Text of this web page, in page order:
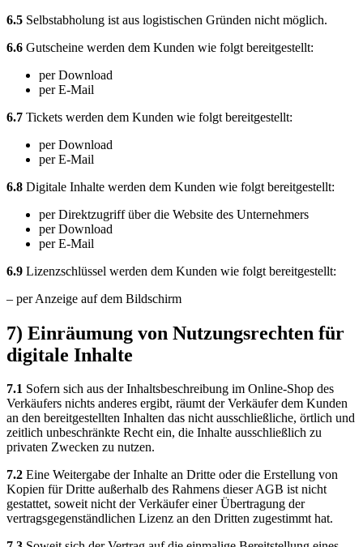
6.5 Selbstabholung ist aus logistischen Gründen nicht möglich.
6.6 Gutscheine werden dem Kunden wie folgt bereitgestellt:
per Download
per E-Mail
6.7 Tickets werden dem Kunden wie folgt bereitgestellt:
per Download
per E-Mail
6.8 Digitale Inhalte werden dem Kunden wie folgt bereitgestellt:
per Direktzugriff über die Website des Unternehmers
per Download
per E-Mail
6.9 Lizenzschlüssel werden dem Kunden wie folgt bereitgestellt:
– per Anzeige auf dem Bildschirm
7) Einräumung von Nutzungsrechten für
digitale Inhalte
7.1 Sofern sich aus der Inhaltsbeschreibung im Online-Shop des
Verkäufers nichts anderes ergibt, räumt der Verkäufer dem Kunden
an den bereitgestellten Inhalten das nicht ausschließliche, örtlich und
zeitlich unbeschränkte Recht ein, die Inhalte ausschließlich zu
privaten Zwecken zu nutzen.
7.2 Eine Weitergabe der Inhalte an Dritte oder die Erstellung von
Kopien für Dritte außerhalb des Rahmens dieser AGB ist nicht
gestattet, soweit nicht der Verkäufer einer Übertragung der
vertragsgegenständlichen Lizenz an den Dritten zugestimmt hat.